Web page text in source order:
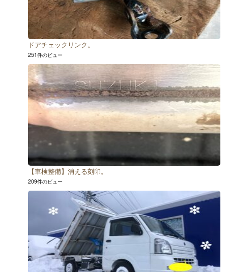
ドアチェックリンク。
251件のビュー
【車検整備】消える刻印。
209件のビュー